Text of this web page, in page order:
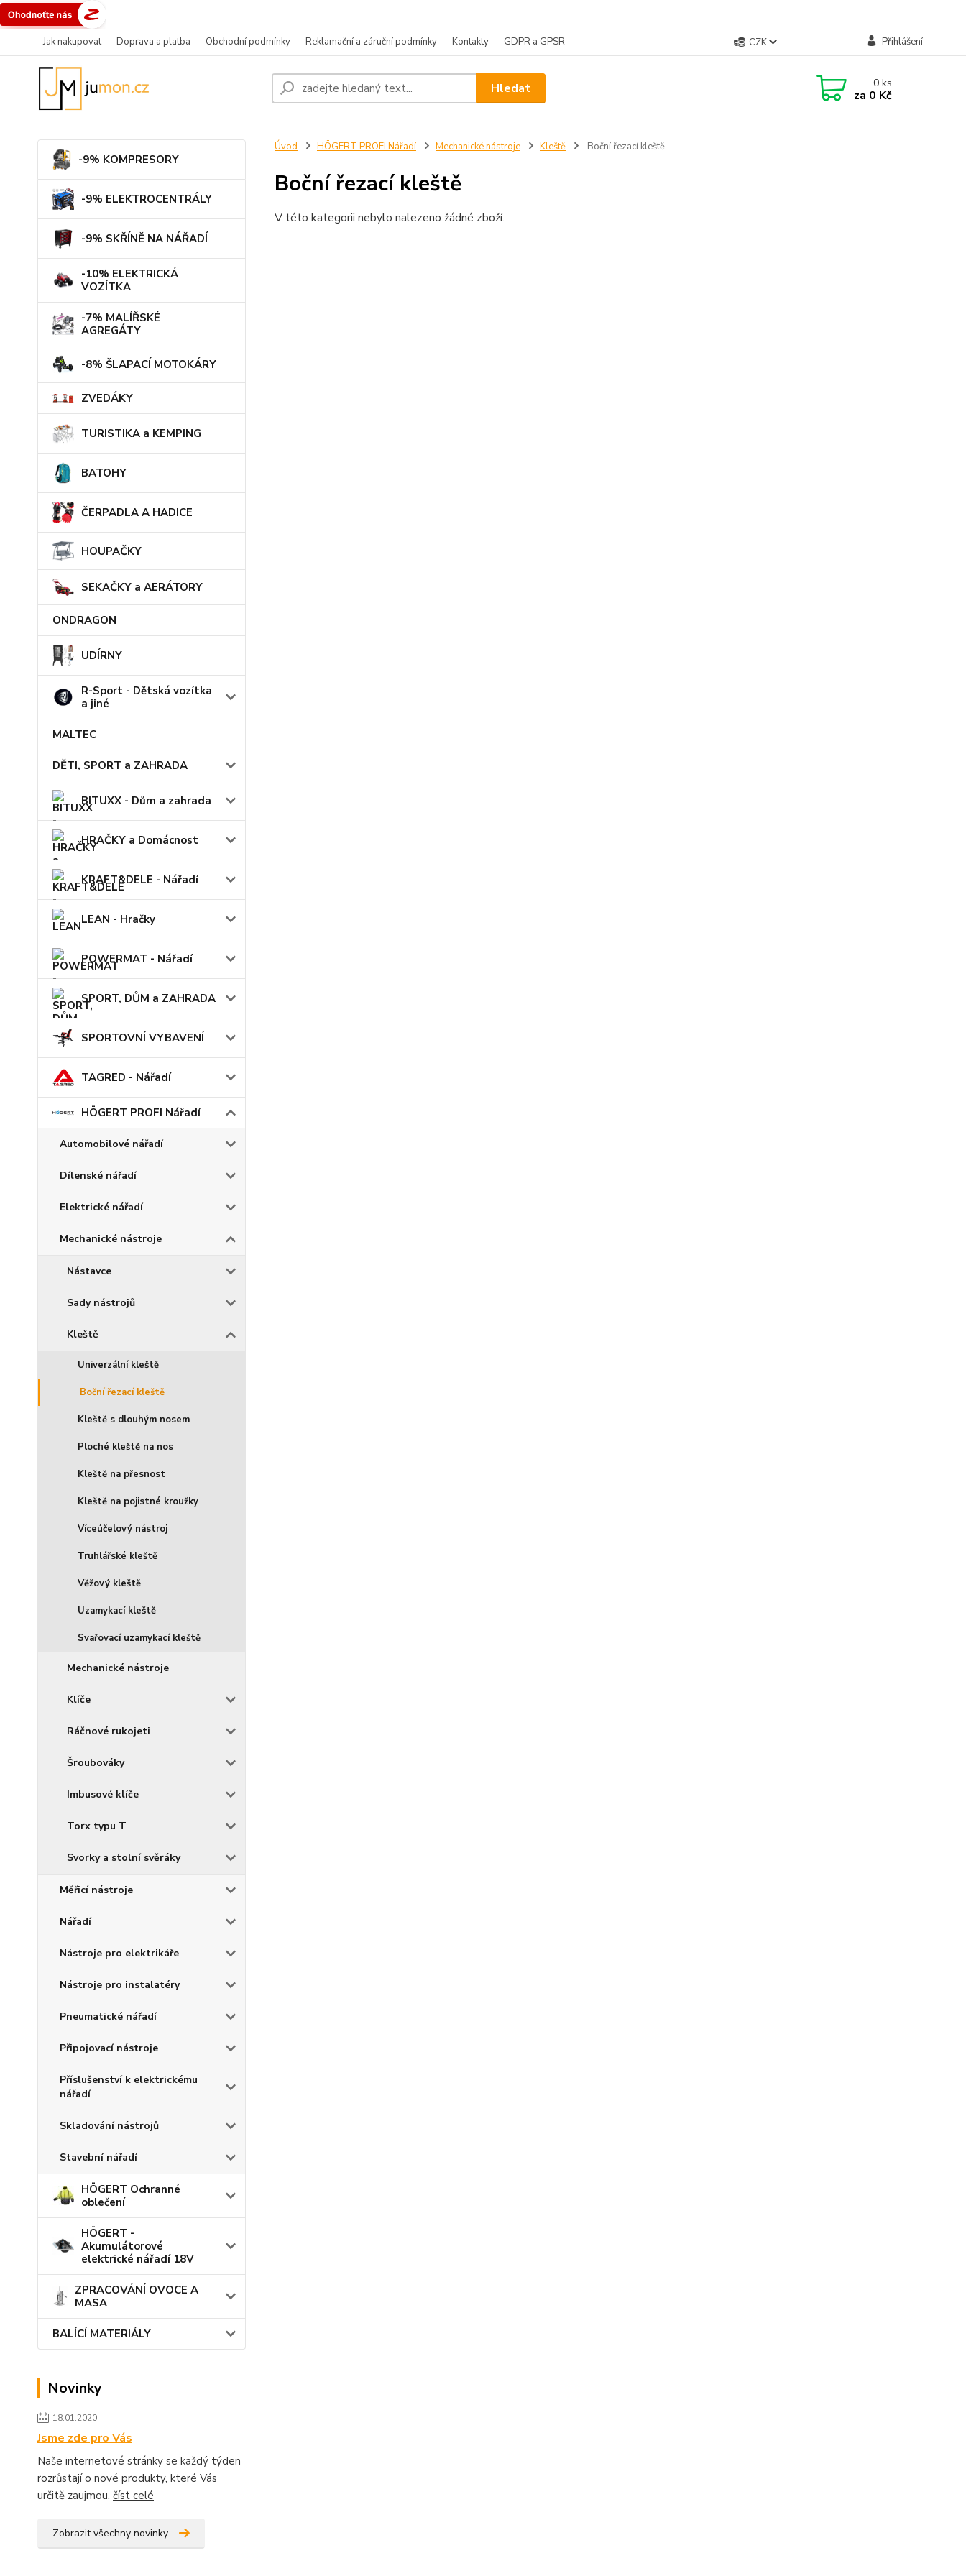
Jak nakupovat Doprava a platba Obchodní podmínky Reklamační a záruční podmínky Kontakty GDPR a GPSR CZK Přihlášení
Hledat 0ks
za 0 Kč
-9% KOMPRESORY
-9% ELEKTROCENTRÁLY
-9% SKŘÍNĚ NA NÁŘADÍ
-10% ELEKTRICKÁ
VOZÍTKA
-7% MALÍŘSKÉ
AGREGÁTY
-8% ŠLAPACÍ MOTOKÁRY
ZVEDÁKY
TURISTIKA a KEMPING
BATOHY
ČERPADLA A HADICE
HOUPAČKY
SEKAČKY a AERÁTORY
ONDRAGON
UDÍRNY
R-Sport - Dětská vozítka
a jiné
MALTEC
DĚTI, SPORT a ZAHRADA
BITUXX - Dům a zahrada
HRAČKY a Domácnost
KRAFT&DELE - Nářadí
LEAN - Hračky
POWERMAT - Nářadí
SPORT, DŮM a ZAHRADA
SPORTOVNÍ VYBAVENÍ
TAGRED - Nářadí
HÖGERT PROFI Nářadí
Automobilové nářadí
Dílenské nářadí
Elektrické nářadí
Mechanické nástroje
Nástavce
Sady nástrojů
Kleště
Univerzální kleště
Boční řezací kleště
Kleště s dlouhým nosem
Ploché kleště na nos
Kleště na přesnost
Kleště na pojistné kroužky
Víceúčelový nástroj
Truhlářské kleště
Věžový kleště
Uzamykací kleště
Svařovací uzamykací kleště
Mechanické nástroje
Klíče
Ráčnové rukojeti
Šroubováky
Imbusové klíče
Torx typu T
Svorky a stolní svěráky
Měřicí nástroje
Nářadí
Nástroje pro elektrikáře
Nástroje pro instalatéry
Pneumatické nářadí
Připojovací nástroje
Příslušenství k elektrickému
nářadí
Skladování nástrojů
Stavební nářadí
HÖGERT Ochranné
oblečení
HÖGERT -
Akumulátorové
elektrické nářadí 18V
ZPRACOVÁNÍ OVOCE A
MASA
BALÍCÍ MATERIÁLY
Novinky
18.01.2020
Jsme zde pro Vás
Naše internetové stránky se každý týden
rozrůstají o nové produkty, které Vás
určitě zaujmou. číst celé
Zobrazit všechny novinky
Úvod HÖGERT PROFI Nářadí Mechanické nástroje Kleště Boční řezací kleště
Boční řezací kleště
V této kategorii nebylo nalezeno žádné zboží.